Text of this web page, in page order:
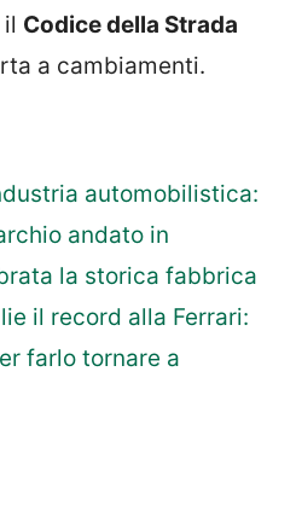
Codice della Strada
a cambiamenti.
automobilistica:
andato in
la storica fabbrica
il record alla Ferrari:
farlo tornare a